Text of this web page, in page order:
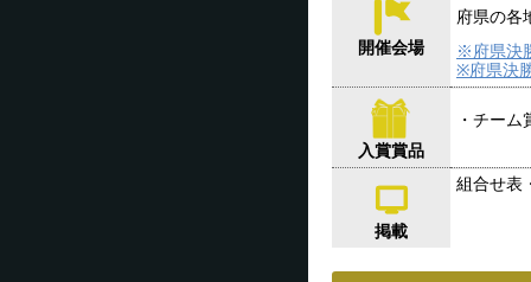
開催会場
府県の各
※府県決
※府県決
入賞賞品
・チー
掲載
組合せ表